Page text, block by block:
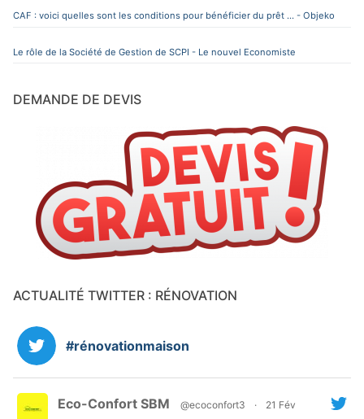
CAF : voici quelles sont les conditions pour bénéficier du prêt ... - Objeko
Le rôle de la Société de Gestion de SCPI - Le nouvel Economiste
DEMANDE DE DEVIS
ACTUALITÉ TWITTER : RÉNOVATION
#rénovationmaison
Eco-Confort SBM @ecoconfort3 · 21 Fév